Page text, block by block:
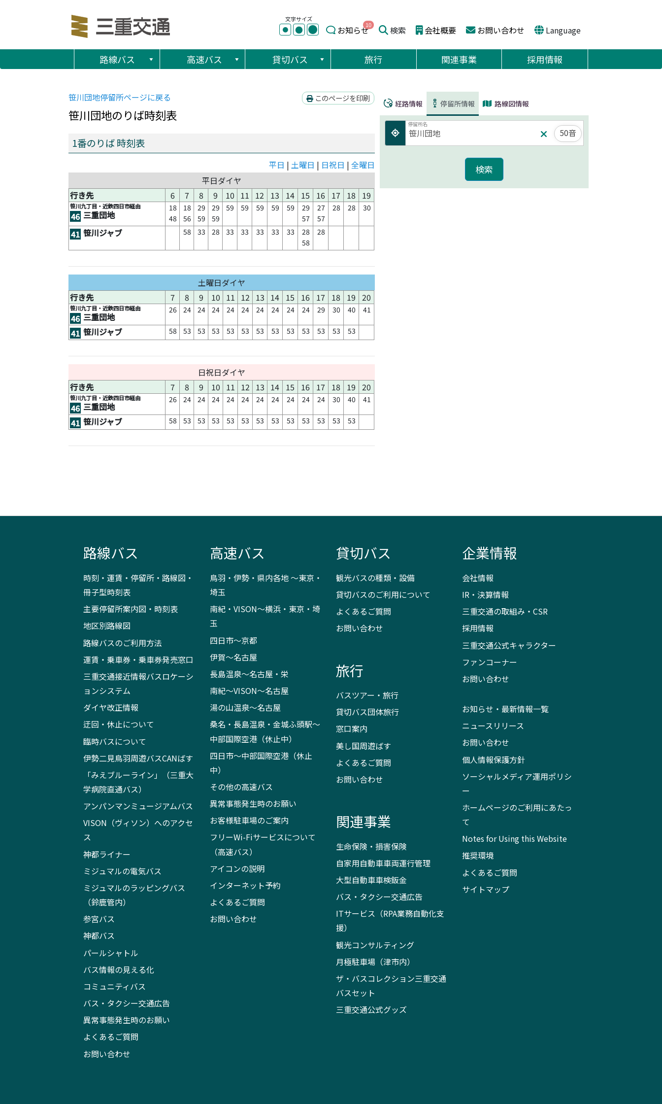
文字サイズ
● ● ● お知らせ10 検索 会社概要 お問い合わせ Language
路線バス 高速バス 貸切バス 旅行 関連事業 採用情報
このページを印刷
笹川団地停留所ページに戻る
笹川団地のりば時刻表
1番のりば 時刻表
平日 | 土曜日 | 日祝日 | 全曜日
平日ダイヤ
行き先
6 7 8 9 10 11 12 13 14 15 16 17 18 19
笹川九丁目・近鉄四日市経由
46 三重団地
18
48
18
56
29
59
29
59
59 59 59 59 59
29
57
27
57
28 28 30
41 笹川ジャブ 58 33 28 33 33 33 33 33
28
58
28
土曜日ダイヤ
行き先
7 8 9 10 11 12 13 14 15 16 17 18 19 20
笹川九丁目・近鉄四日市経由
46 三重団地
26 24 24 24 24 24 24 24 24 24 29 30 40 41
41 笹川ジャブ 58 53 53 53 53 53 53 53 53 53 53 53 53
日祝日ダイヤ
行き先
7 8 9 10 11 12 13 14 15 16 17 18 19 20
笹川九丁目・近鉄四日市経由
46 三重団地
26 24 24 24 24 24 24 24 24 24 24 30 40 41
41 笹川ジャブ 58 53 53 53 53 53 53 53 53 53 53 53 53
経路情報 停留所情報 路線図情報
停留所名
50音
路線バス
時刻・運賃・停留所・路線図・
冊子型時刻表
主要停留所案内図・時刻表
地区別路線図
路線バスのご利用方法
運賃・乗車券・乗車券発売窓口
三重交通接近情報バスロケーシ
ョンシステム
ダイヤ改正情報
迂回・休止について
臨時バスについて
伊勢二見鳥羽周遊バスCANばす
「みえブルーライン」（三重大
学病院直通バス）
アンパンマンミュージアムバス
VISON（ヴィソン）へのアクセ
ス
神都ライナー
ミジュマルの電気バス
ミジュマルのラッピングバス
（鈴鹿管内）
参宮バス
神都バス
パールシャトル
バス情報の見える化
コミュニティバス
バス・タクシー交通広告
異常事態発生時のお願い
よくあるご質問
お問い合わせ
高速バス
鳥羽・伊勢・県内各地 ～東京・
埼玉
南紀・VISON～横浜・東京・埼
玉
四日市～京都
伊賀～名古屋
長島温泉～名古屋・栄
南紀～VISON～名古屋
湯の山温泉～名古屋
桑名・長島温泉・金城ふ頭駅～
中部国際空港（休止中）
四日市～中部国際空港（休止
中）
その他の高速バス
異常事態発生時のお願い
お客様駐車場のご案内
フリーWi-Fiサービスについて
（高速バス）
アイコンの説明
インターネット予約
よくあるご質問
お問い合わせ
貸切バス
観光バスの種類・設備
貸切バスのご利用について
よくあるご質問
お問い合わせ
旅行
バスツアー・旅行
貸切バス団体旅行
窓口案内
美し国周遊ばす
よくあるご質問
お問い合わせ
関連事業
生命保険・損害保険
自家用自動車車両運行管理
大型自動車車検鈑金
バス・タクシー交通広告
ITサービス（RPA業務自動化支
援）
観光コンサルティング
月極駐車場（津市内）
ザ・バスコレクション三重交通
バスセット
三重交通公式グッズ
企業情報
会社情報
IR・決算情報
三重交通の取組み・CSR
採用情報
三重交通公式キャラクター
ファンコーナー
お問い合わせ
お知らせ・最新情報一覧
ニュースリリース
お問い合わせ
個人情報保護方針
ソーシャルメディア運用ポリシ
ー
ホームページのご利用にあたっ
て
Notes for Using this Website
推奨環境
よくあるご質問
サイトマップ